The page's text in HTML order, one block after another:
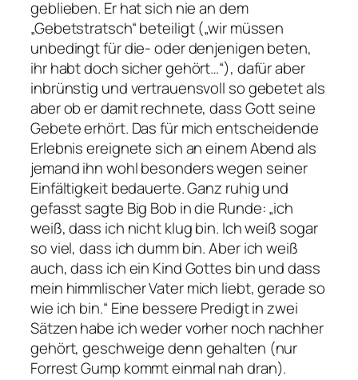
geblieben. Er hat sich nie an dem
„Gebetstratsch“ beteiligt („wir müssen
unbedingt für die- oder denjenigen beten,
ihr habt doch sicher gehört…“), dafür aber
inbrünstig und vertrauensvoll so gebetet als
aber ob er damit rechnete, dass Gott seine
Gebete erhört. Das für mich entscheidende
Erlebnis ereignete sich an einem Abend als
jemand ihn wohl besonders wegen seiner
Einfältigkeit bedauerte. Ganz ruhig und
gefasst sagte Big Bob in die Runde: „ich
weiß, dass ich nicht klug bin. Ich weiß sogar
so viel, dass ich dumm bin. Aber ich weiß
auch, dass ich ein Kind Gottes bin und dass
mein himmlischer Vater mich liebt, gerade so
wie ich bin.“ Eine bessere Predigt in zwei
Sätzen habe ich weder vorher noch nachher
gehört, geschweige denn gehalten (nur
Forrest Gump kommt einmal nah dran).